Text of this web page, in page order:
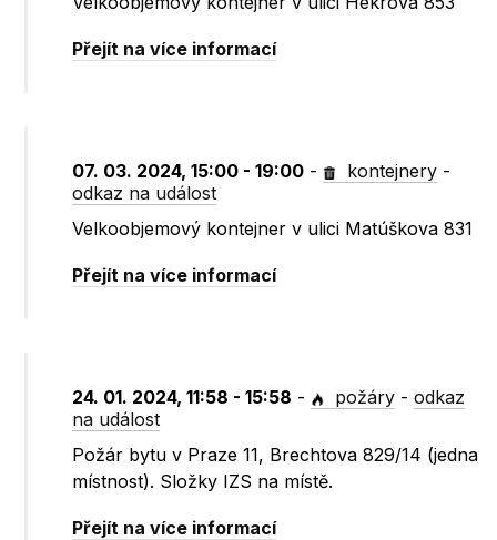
Přejít na více informací
07. 03. 2024, 15:00 - 19:00 - kontejnery -
odkaz na událost
Velkoobjemový kontejner v ulici Matúškova 831
Přejít na více informací
24. 01. 2024, 11:58 - 15:58 - požáry -odkaz
na událost
Požár bytu v Praze 11, Brechtova 829/14 (jedna
místnost). Složky IZS na místě.
Přejít na více informací